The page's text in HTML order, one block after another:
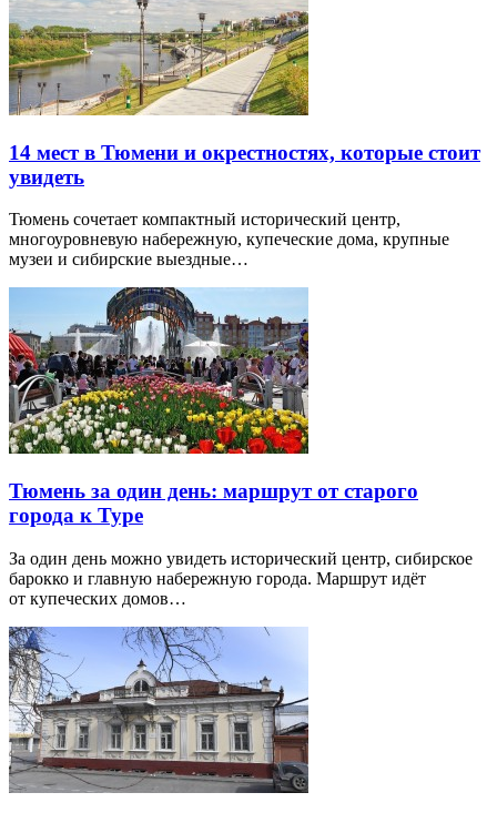
14 мест в Тюмени и окрестностях, которые стоит
увидеть
Тюмень сочетает компактный исторический центр,
многоуровневую набережную, купеческие дома, крупные
музеи и сибирские выездные…
Тюмень за один день: маршрут от старого
города к Туре
За один день можно увидеть исторический центр, сибирское
барокко и главную набережную города. Маршрут идёт
от купеческих домов…